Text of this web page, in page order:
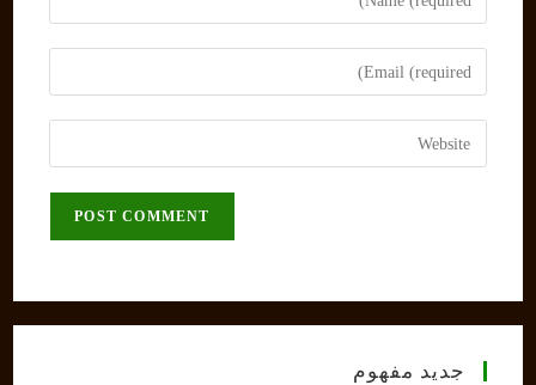
your
name
comment
Enter
your
email
address
Enter
your
جديد مفهوم